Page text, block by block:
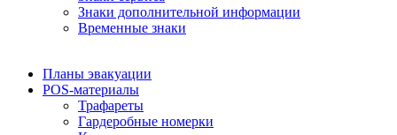
Знаки дополнительной информации
Временные знаки
Планы эвакуации
POS-материалы
Трафареты
Гардеробные номерки